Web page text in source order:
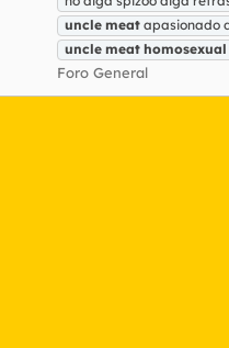
uncle meat apasionado
uncle meat homosexual
Foro General